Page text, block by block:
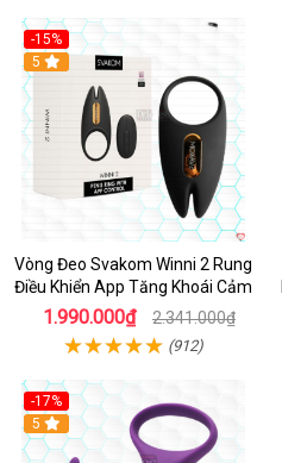
-15%
Hot
5
Vòng Đeo Svakom Winni 2 Rung
Điều Khiển App Tăng Khoái Cảm
1.990.000₫ 2.341.000₫
(912)
-17%
Hot
5